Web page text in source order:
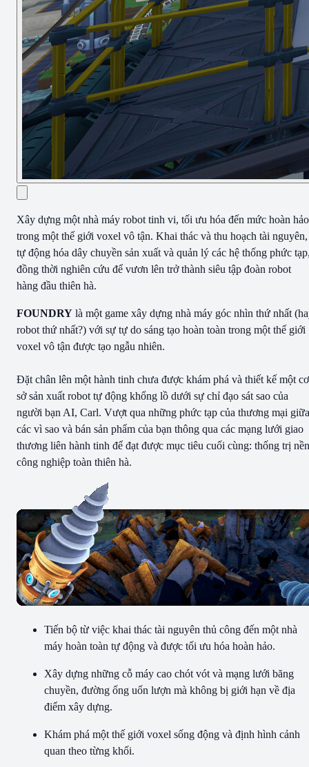
Xây dựng một nhà máy robot tinh vi, tối ưu hóa đến mức hoàn hảo
trong một thế giới voxel vô tận. Khai thác và thu hoạch tài nguyên,
tự động hóa dây chuyền sản xuất và quản lý các hệ thống phức
đồng thời nghiên cứu để vươn lên trở thành siêu tập đoàn robot
hàng đầu thiên hà.
FOUNDRY là một game xây dựng nhà máy góc nhìn thứ nhất
robot thứ nhất?) với sự tự do sáng tạo hoàn toàn trong một thế giới
voxel vô tận được tạo ngẫu nhiên.
Đặt chân lên một hành tinh chưa được khám phá và thiết kế một cơ
sở sản xuất robot tự động khổng lồ dưới sự chỉ đạo sát sao của
người bạn AI, Carl. Vượt qua những phức tạp của thương mại giữa
các vì sao và bán sản phẩm của bạn thông qua các mạng lưới giao
thương liên hành tinh để đạt được mục tiêu cuối cùng: thống trị nền
công nghiệp toàn thiên hà.
Tiến bộ từ việc khai thác tài nguyên thủ công đến một nhà
máy hoàn toàn tự động và được tối ưu hóa hoàn hảo.
Xây dựng những cỗ máy cao chót vót và mạng lưới băng
chuyền, đường ống uốn lượn mà không bị giới hạn về địa
điểm xây dựng.
Khám phá một thế giới voxel sống động và định hình cảnh
quan theo từng khối.